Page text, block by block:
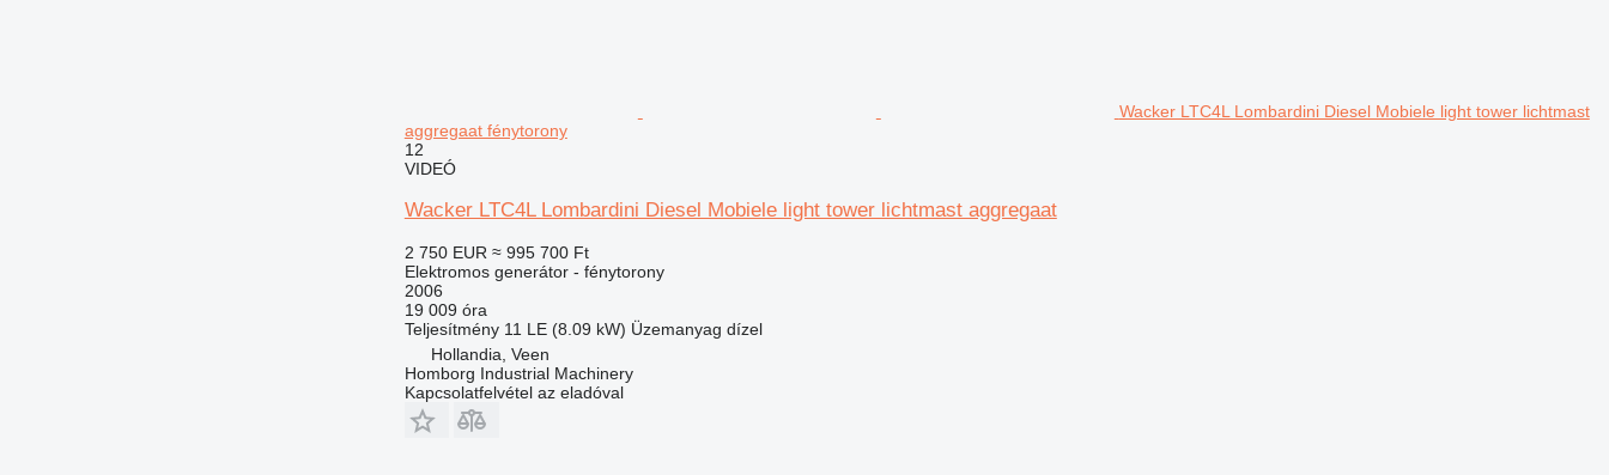
Wacker LTC4L Lombardini Diesel Mobiele light tower lichtmast
aggregaat fénytorony
12
VIDEÓ
Wacker LTC4L Lombardini Diesel Mobiele light tower lichtmast aggregaat
2 750 EUR ≈ 995 700 Ft
Elektromos generátor - fénytorony
2006
19 009 óra
Teljesítmény 11 LE (8.09 kW) Üzemanyag dízel
Hollandia, Veen
Homborg Industrial Machinery
Kapcsolatfelvétel az eladóval